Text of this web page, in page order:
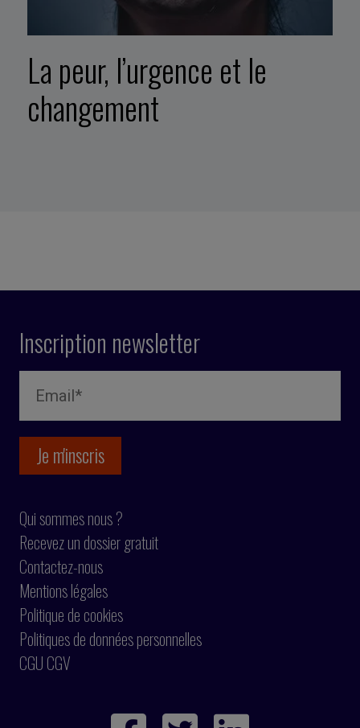
La peur, l’urgence et le
changement
Inscription newsletter
Qui sommes nous ?
Recevez un dossier gratuit
Contactez-nous
Mentions légales
Politique de cookies
Politiques de données personnelles
CGU CGV